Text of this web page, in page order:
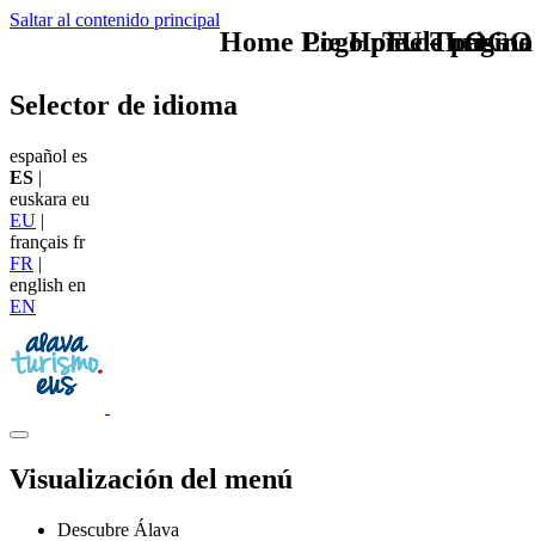
Saltar al contenido principal
TU - LOGO
Selector de idioma
español es
ES |
euskara eu
EU |
français fr
FR |
english en
EN
Visualización del menú
Descubre Álava
Home Logo pie de página
Pie Home Turismo